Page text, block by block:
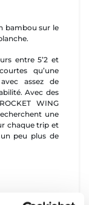
bambou sur le
entre 5’2 et
qu’une
assez de
Avec des
WING
une
chaque trip et
peu plus de